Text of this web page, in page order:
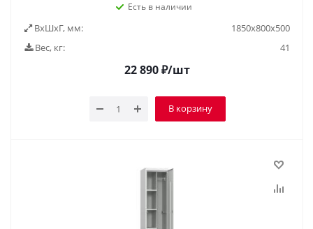
Есть в наличии
ВxШxГ, мм:
1850х800х500
Вес, кг:
41
22 890₽/шт
В корзину